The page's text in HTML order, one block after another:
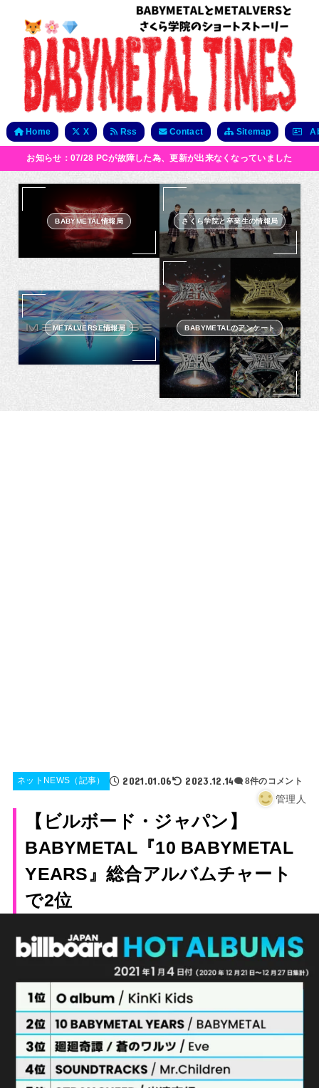
Home X Rss Contact Sitemap
お知らせ：07/28 PCが故障した為、更新が出来なくなっていました
BABYMETAL情報局 さくら学院と卒業生の情報局
METALVERSE情報局 BABYMETALのアンケート
ネットNEWS（記事） 2021.01.06 2023.12.14 8件のコメント
管理人
【ビルボード・ジャパン】
BABYMETAL『10 BABYMETAL
YEARS』総合アルバムチャート
で2位